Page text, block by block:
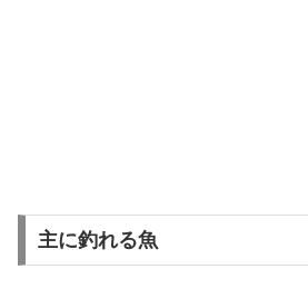
主に釣れる魚